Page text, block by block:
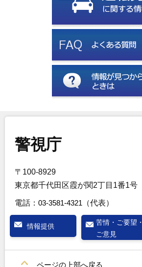
警視庁
〒100-8929
東京都千代田区霞が関2丁目1番1号
電話： 03-3581-4321 （代表）
情報提供
苦情・ご要望・
ご意見
ページの上部へ戻る